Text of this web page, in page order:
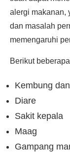
alergi makanan,
dan masalah
memengaruhi
Berikut
Kembung
Diare
Sakit kepala
Maag
Gampang